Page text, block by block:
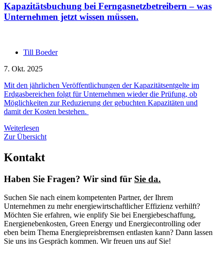
Kapazitätsbuchung bei Ferngasnetzbetreibern – was
Unternehmen jetzt wissen müssen.
Till Boeder
7. Okt. 2025
Mit den jährlichen Veröffentlichungen der Kapazitätsentgelte im
Erdgasbereichen folgt für Unternehmen wieder die Prüfung, ob
Möglichkeiten zur Reduzierung der gebuchten Kapazitäten und
damit der Kosten bestehen.
Weiterlesen
Zur Übersicht
Kontakt
Haben Sie Fragen? Wir sind für Sie da.
Suchen Sie nach einem kompetenten Partner, der Ihrem
Unternehmen zu mehr energiewirtschaftlicher Effizienz verhilft?
Möchten Sie erfahren, wie enplify Sie bei Energiebeschaffung,
Energienebenkosten, Green Energy und Energiecontrolling oder
eben beim Thema Energiepreisbremsen entlasten kann? Dann lassen
Sie uns ins Gespräch kommen. Wir freuen uns auf Sie!